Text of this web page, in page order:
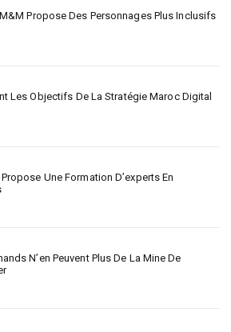
Propose Des Personnages Plus Inclusifs
Les Objectifs De La Stratégie Maroc Digital
Une Formation D’experts En
N’en Peuvent Plus De La Mine De